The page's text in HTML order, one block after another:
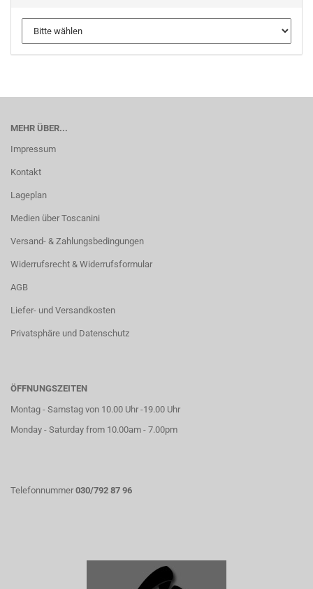
MEHR ÜBER...
Impressum
Kontakt
Lageplan
Medien über Toscanini
Versand- & Zahlungsbedingungen
Widerrufsrecht & Widerrufsformular
AGB
Liefer- und Versandkosten
Privatsphäre und Datenschutz
ÖFFNUNGSZEITEN
Montag - Samstag von 10.00 Uhr -19.00 Uhr
Monday - Saturday from 10.00am - 7.00pm
Telefonnummer 030/792 87 96